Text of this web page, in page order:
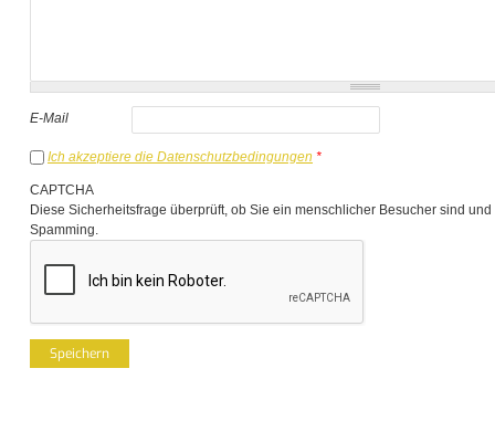
E-Mail
Ich akzeptiere die Datenschutzbedingungen *
CAPTCHA
Diese Sicherheitsfrage überprüft, ob Sie ein menschlicher Besucher sind
Spamming.